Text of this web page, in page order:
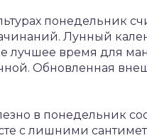
понедельник
Лунный
лучшее время для
Обновленная
в понедельник
с лишними